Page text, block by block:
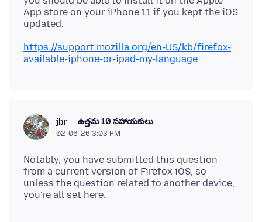
App store on your iPhone 11 if you kept the iOS
https://support.mozilla.org/en-US/kb/firefox-
available-iphone-or-ipad-my-language
jbr ఉత్తమ 10 సహాయకులు
02-06-26 3:03 PM
Notably, you have submitted this question
from a current version of Firefox iOS, so
unless the question related to another device,